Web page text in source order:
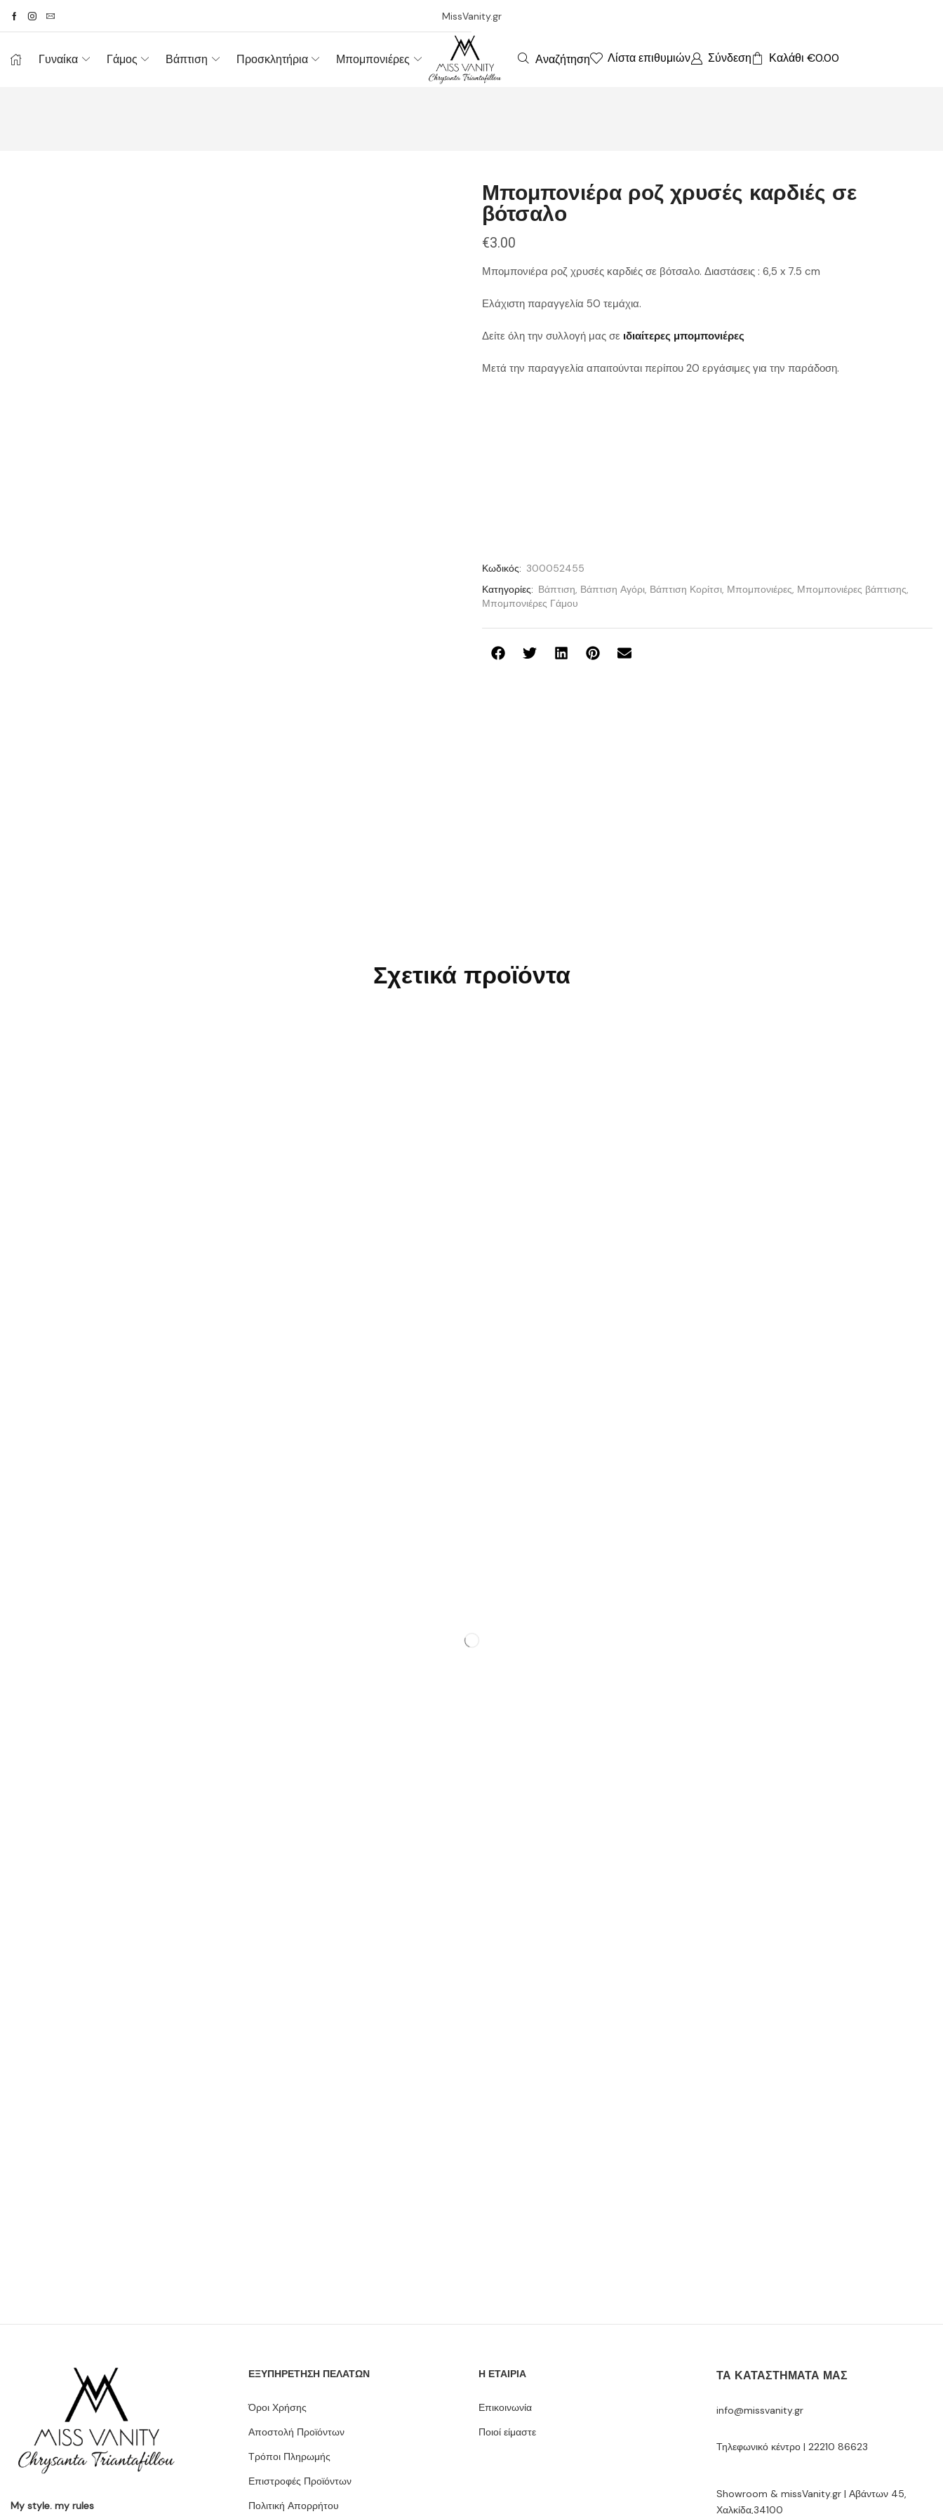
MissVanity.gr
Γυναίκα Γάμος Βάπτιση Προσκλητήρια Μπομπονιέρες Αναζήτηση Λίστα επιθυμιών Σύνδεση Καλάθι €0.00
Μπομπονιέρα ροζ χρυσές καρδιές σε
βότσαλο
€3.00
Μπομπονιέρα ροζ χρυσές καρδιές σε βότσαλο. Διαστάσεις : 6,5 x 7.5 cm
Ελάχιστη παραγγελία 50 τεμάχια.
Δείτε όλη την συλλογή μας σε ιδιαίτερες μπομπονιέρες
Μετά την παραγγελία απαιτούνται περίπου 20 εργάσιμες για την παράδοση.
Κωδικός: 300052455
Κατηγορίες: Βάπτιση, Βάπτιση Αγόρι, Βάπτιση Κορίτσι, Μπομπονιέρες, Μπομπονιέρες βάπτισης,
Μπομπονιέρες Γάμου
Σχετικά προϊόντα
My style. my rules
ΕΞΥΠΗΡΕΤΗΣΗ ΠΕΛΑΤΩΝ
Όροι Χρήσης
Αποστολή Προϊόντων
Τρόποι Πληρωμής
Επιστροφές Προϊόντων
Πολιτική Απορρήτου
Η ΕΤΑΙΡΙΑ
Επικοινωνία
Ποιοί είμαστε
ΤΑ ΚΑΤΑΣΤΉΜΑΤΆ ΜΑΣ
info@missvanity.gr
Τηλεφωνικό κέντρο | 22210 86623
Showroom & missVanity.gr | Αβάντων 45,
Χαλκίδα,34100